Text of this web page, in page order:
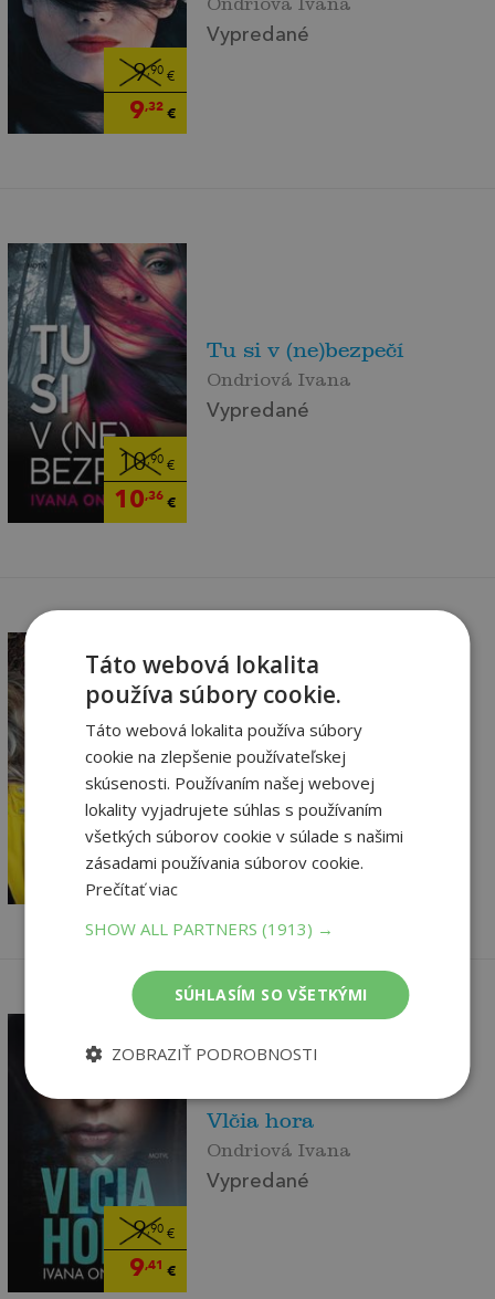
9,90€
9,32€
Vypredané
10,90€
10,36€
Tu si v (ne)bezpečí
Ondriová Ivana
Vypredané
9,90€
9 ,41€
Prázdne duše
Ondriová Ivana
Vypredané
9,90€
9,41 €
Vlčia hora
Ondriová Ivana
Vypredané
Táto webová lokalita
používa súbory cookie.
Táto webová lokalita používa súbory
cookie na zlepšenie používateľskej
skúsenosti. Používaním našej webovej
lokality vyjadrujete súhlas s používaním
všetkých súborov cookie v súlade s našimi
zásadami používania súborov cookie.
Prečítať viac
SHOW ALL PARTNERS(1913) →
SÚHLASÍM SO VŠETKÝMI
ZOBRAZIŤ PODROBNOSTI